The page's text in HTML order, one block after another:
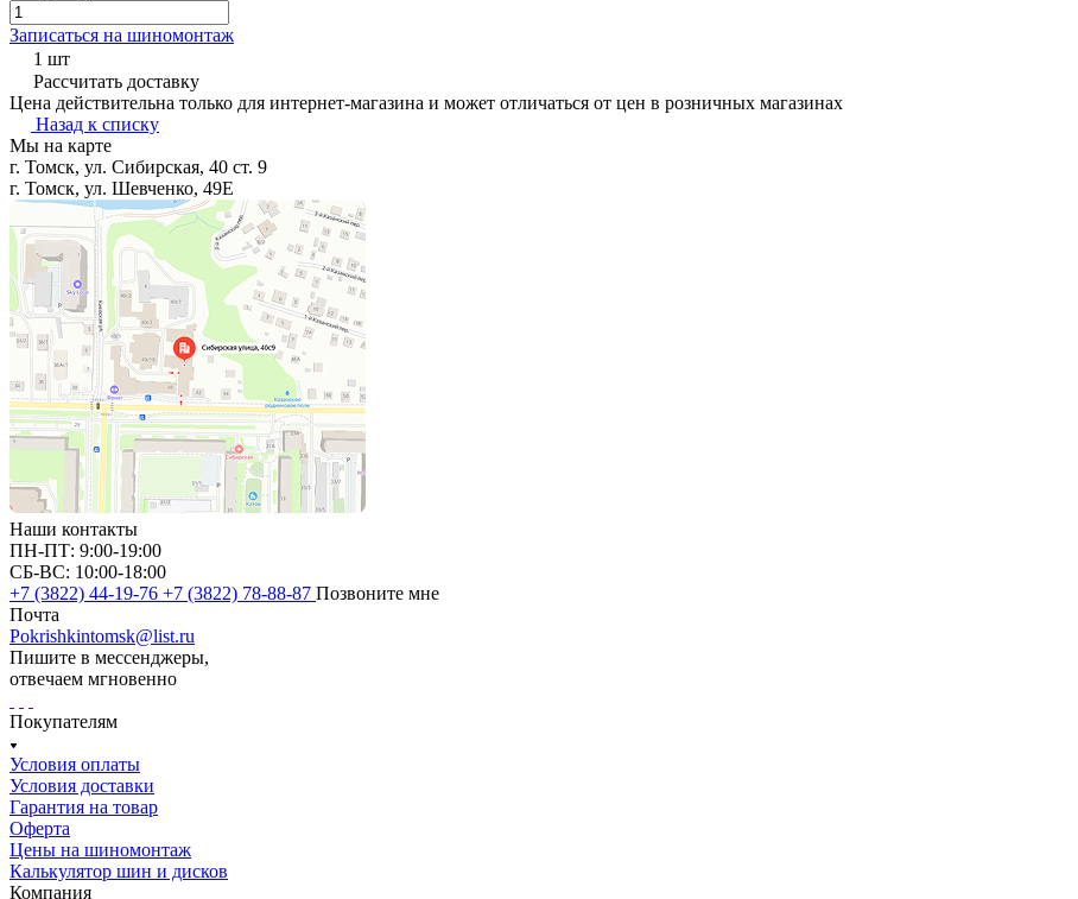
Записаться на шиномонтаж
1 шт
Рассчитать доставку
Цена действительна только для интернет-магазина и может отличаться от цен в розничных магазинах
Назад к списку
Мы на карте
г. Томск, ул. Сибирская, 40 ст. 9
г. Томск, ул. Шевченко, 49Е
Наши контакты
ПН-ПТ: 9:00-19:00
СБ-ВС: 10:00-18:00
+7 (3822) 44-19-76 +7 (3822) 78-88-87 Позвоните мне
Почта
Pokrishkintomsk@list.ru
Пишите в мессенджеры,
отвечаем мгновенно
Покупателям
Условия оплаты
Условия доставки
Гарантия на товар
Оферта
Цены на шиномонтаж
Калькулятор шин и дисков
Компания